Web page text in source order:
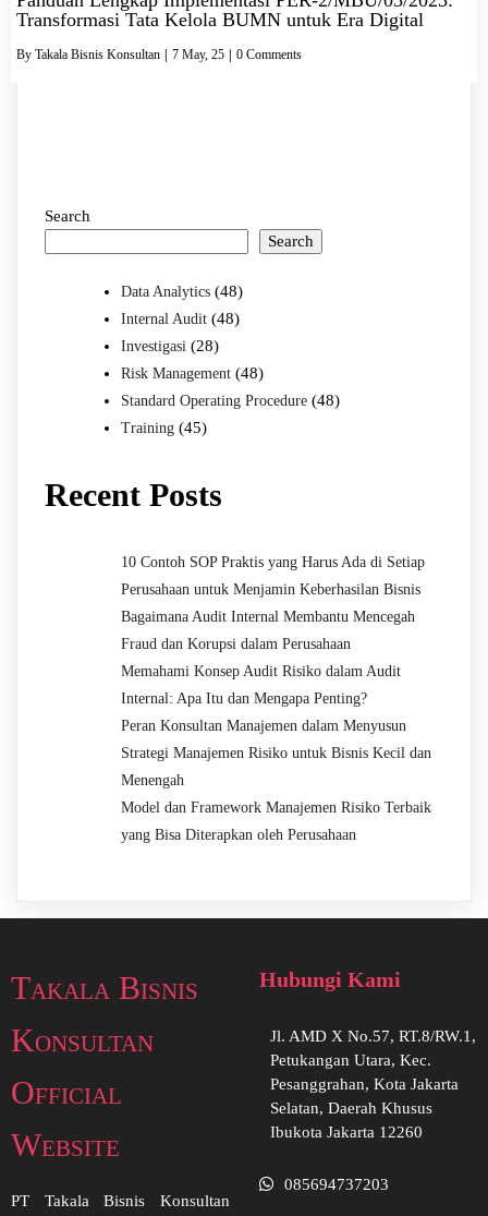
Transformasi Tata Kelola BUMN untuk Era Digital
By Takala Bisnis Konsultan | 7 May, 25 | 0 Comments
Search
Search
Data Analytics (48)
Internal Audit (48)
Investigasi (28)
Risk Management (48)
Standard Operating Procedure (48)
Training (45)
Recent Posts
10 Contoh SOP Praktis yang Harus Ada di Setiap
Perusahaan untuk Menjamin Keberhasilan Bisnis
Bagaimana Audit Internal Membantu Mencegah
Fraud dan Korupsi dalam Perusahaan
Memahami Konsep Audit Risiko dalam Audit
Internal: Apa Itu dan Mengapa Penting?
Peran Konsultan Manajemen dalam Menyusun
Strategi Manajemen Risiko untuk Bisnis Kecil dan
Menengah
Model dan Framework Manajemen Risiko Terbaik
yang Bisa Diterapkan oleh Perusahaan
Takala Bisnis
Konsultan
Official
Website
PT Takala Bisnis Konsultan
Hubungi Kami
Jl. AMD X No.57, RT.8/RW.1,
Petukangan Utara, Kec.
Pesanggrahan, Kota Jakarta
Selatan, Daerah Khusus
Ibukota Jakarta 12260
085694737203